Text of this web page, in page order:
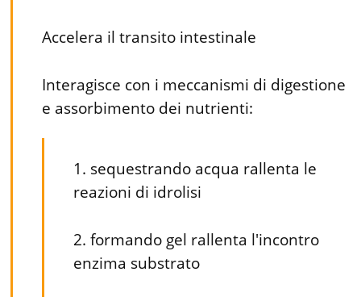
Accelera il transito intestinale
Interagisce con i meccanismi di digestione
e assorbimento dei nutrienti:
1. sequestrando acqua rallenta le
reazioni di idrolisi
2. formando gel rallenta l'incontro
enzima substrato